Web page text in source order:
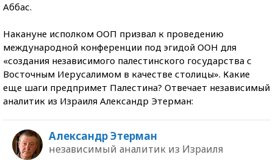
Аббас.
Накануне исполком ООП призвал к проведению
международной конференции под эгидой ООН для
«создания независимого палестинского государства с
Восточным Иерусалимом в качестве столицы». Какие
еще шаги предпримет Палестина? Отвечает независимый
аналитик из Израиля Александр Этерман:
Александр Этерман
независимый аналитик из Израиля